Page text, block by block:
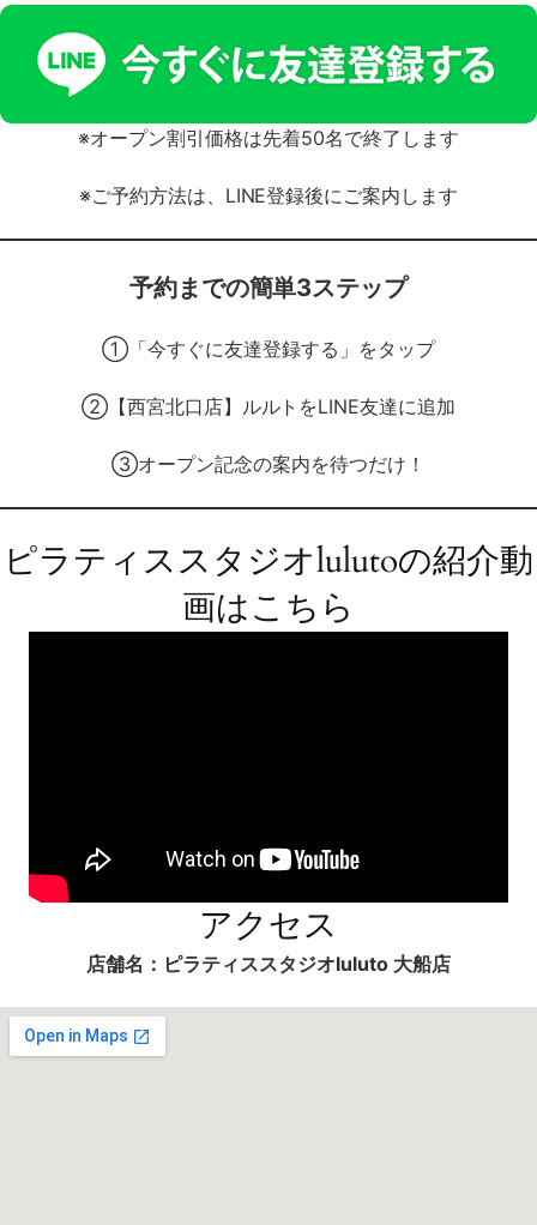
※オープン割引価格は先着50名で終了します
※ご予約方法は、LINE登録後にご案内します
予約までの簡単3ステップ
①「今すぐに友達登録する」をタップ
②【西宮北口店】ルルトをLINE友達に追加
③オープン記念の案内を待つだけ！
ピラティススタジオlulutoの紹介動
画はこちら
アクセス
店舗名：ピラティススタジオluluto 大船店